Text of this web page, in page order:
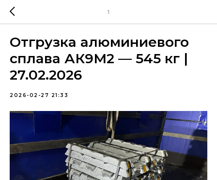
1
Отгрузка алюминиевого
сплава АК9М2 — 545 кг |
27.02.2026
2026-02-27 21:33